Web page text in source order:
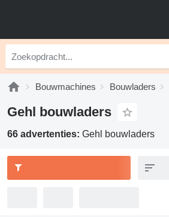
Bouwmachines Bouwladers
Gehl bouwladers
66 advertenties: Gehl bouwladers